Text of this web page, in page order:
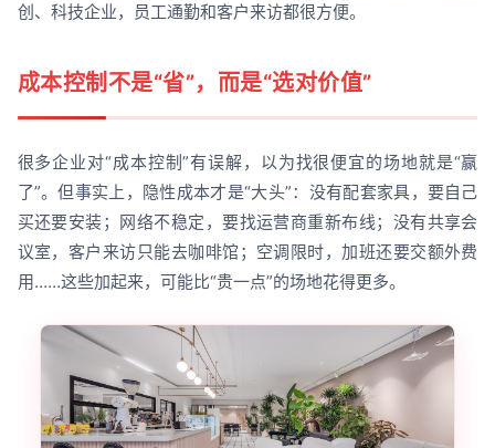
创、科技企业，员工通勤和客户来访都很方便。
成本控制不是“省”，而是“选对价值”
很多企业对“成本控制”有误解，以为找很便宜的场地就是“赢
了”。但事实上，隐性成本才是“大头”：没有配套家具，要自己
买还要安装；网络不稳定，要找运营商重新布线；没有共享会
议室，客户来访只能去咖啡馆；空调限时，加班还要交额外费
用……这些加起来，可能比“贵一点”的场地花得更多。